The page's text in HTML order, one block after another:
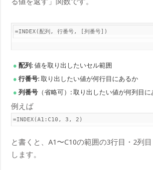
=INDEX(配列, 行番号, [列番号])
配列 : 値を取り出したいセル範囲
行番号: 取り出したい値が何行目にあるか
列番号 （省略可）: 取り出したい値が何列目
例えば
=INDEX(A1:C10, 3, 2)
と書くと、A1〜C10の範囲の3行目・2列
します。